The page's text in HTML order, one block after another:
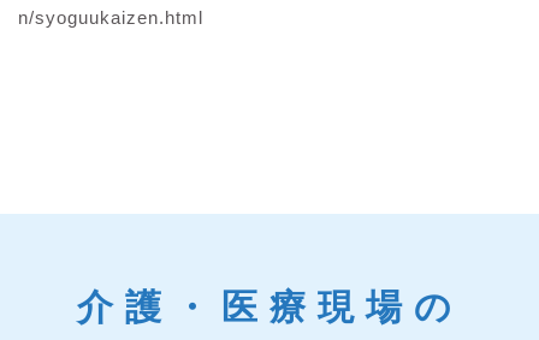
n/syoguukaizen.html
介護・医療現場の